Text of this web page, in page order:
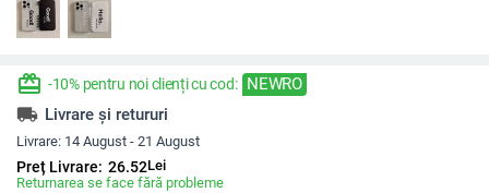
redeem -10% pentru noi clienți cu cod: NEWRO
local_shipping Livrare și retururi
Livrare: 14 August - 21 August
Preț Livrare: 26.52Lei
Returnarea se face fără probleme